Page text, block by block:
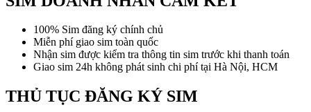
100% Sim đăng ký chính chủ
Miễn phí giao sim toàn quốc
Nhận sim được kiểm tra thông tin sim trước khi thanh toán
Giao sim 24h không phát sinh chi phí tại Hà Nội, HCM
THỦ TỤC ĐĂNG KÝ SIM